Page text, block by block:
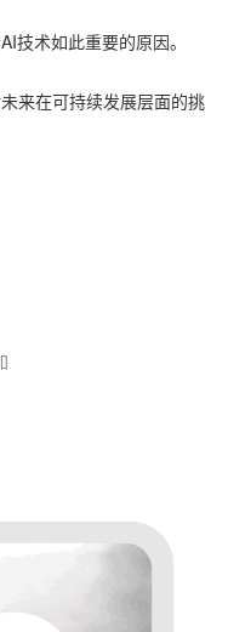
技术如此重要的原因。
来在可持续发展层面的挑